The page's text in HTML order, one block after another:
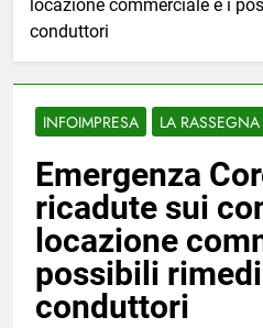
locazione commerciale e i
conduttori
INFOIMPRESA LA
Emergenza
ricadute sui
locazione
possibili
conduttori